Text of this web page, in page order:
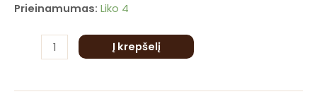
Prieinamumas: Liko 4
GINTARAS
Į krepšelį